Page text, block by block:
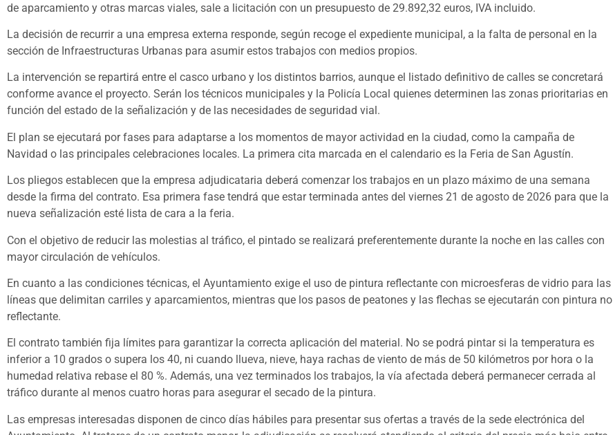
de aparcamiento y otras marcas viales, sale a licitación con un presupuesto de 29.892,32 euros, IVA incluido.
La decisión de recurrir a una empresa externa responde, según recoge el expediente municipal, a la falta de personal en la
sección de Infraestructuras Urbanas para asumir estos trabajos con medios propios.
La intervención se repartirá entre el casco urbano y los distintos barrios, aunque el listado definitivo de calles se concretará
conforme avance el proyecto. Serán los técnicos municipales y la Policía Local quienes determinen las zonas prioritarias en
función del estado de la señalización y de las necesidades de seguridad vial.
El plan se ejecutará por fases para adaptarse a los momentos de mayor actividad en la ciudad, como la campaña de
Navidad o las principales celebraciones locales. La primera cita marcada en el calendario es la Feria de San Agustín.
Los pliegos establecen que la empresa adjudicataria deberá comenzar los trabajos en un plazo máximo de una semana
desde la firma del contrato. Esa primera fase tendrá que estar terminada antes del viernes 21 de agosto de 2026 para que la
nueva señalización esté lista de cara a la feria.
Con el objetivo de reducir las molestias al tráfico, el pintado se realizará preferentemente durante la noche en las calles con
mayor circulación de vehículos.
En cuanto a las condiciones técnicas, el Ayuntamiento exige el uso de pintura reflectante con microesferas de vidrio para las
líneas que delimitan carriles y aparcamientos, mientras que los pasos de peatones y las flechas se ejecutarán con pintura no
reflectante.
El contrato también fija límites para garantizar la correcta aplicación del material. No se podrá pintar si la temperatura es
inferior a 10 grados o supera los 40, ni cuando llueva, nieve, haya rachas de viento de más de 50 kilómetros por hora o la
humedad relativa rebase el 80 %. Además, una vez terminados los trabajos, la vía afectada deberá permanecer cerrada al
tráfico durante al menos cuatro horas para asegurar el secado de la pintura.
Las empresas interesadas disponen de cinco días hábiles para presentar sus ofertas a través de la sede electrónica del